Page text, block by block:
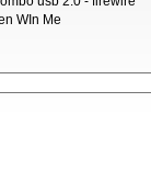
WIn Me